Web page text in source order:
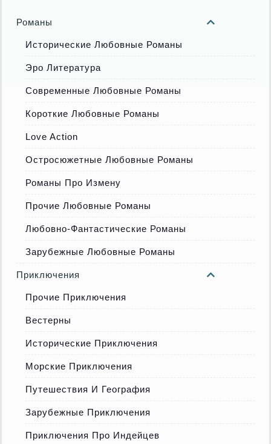
Романы
Исторические Любовные Романы
Эро Литература
Современные Любовные Романы
Короткие Любовные Романы
Love Action
Остросюжетные Любовные Романы
Романы Про Измену
Прочие Любовные Романы
Любовно-Фантастические Романы
Зарубежные Любовные Романы
Приключения
Прочие Приключения
Вестерны
Исторические Приключения
Морские Приключения
Путешествия И География
Зарубежные Приключения
Приключения Про Индейцев